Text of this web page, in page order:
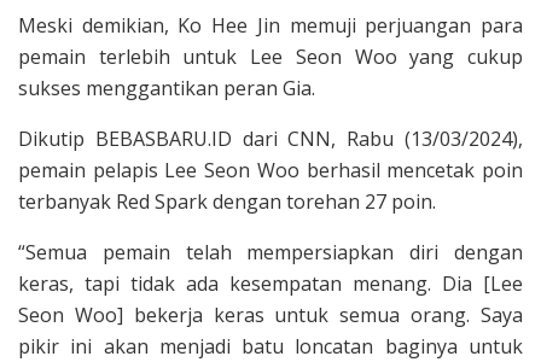
Meski demikian, Ko Hee Jin memuji perjuangan para
pemain terlebih untuk Lee Seon Woo yang cukup
sukses menggantikan peran Gia.
Dikutip BEBASBARU.ID dari CNN, Rabu (13/03/2024),
pemain pelapis Lee Seon Woo berhasil mencetak poin
terbanyak Red Spark dengan torehan 27 poin.
“Semua pemain telah mempersiapkan diri dengan
keras, tapi tidak ada kesempatan menang. Dia [Lee
Seon Woo] bekerja keras untuk semua orang. Saya
pikir ini akan menjadi batu loncatan baginya untuk